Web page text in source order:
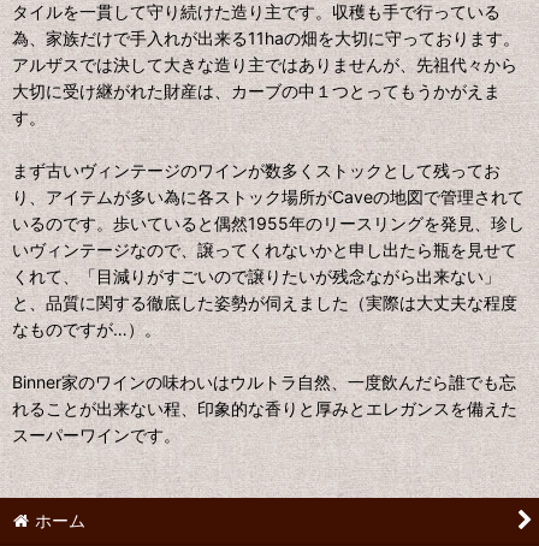
タイルを一貫して守り続けた造り主です。収穫も手で行っている
為、家族だけで手入れが出来る11haの畑を大切に守っております。
アルザスでは決して大きな造り主ではありませんが、先祖代々から
大切に受け継がれた財産は、カーブの中１つとってもうかがえま
す。
まず古いヴィンテージのワインが数多くストックとして残ってお
り、アイテムが多い為に各ストック場所がCaveの地図で管理されて
いるのです。歩いていると偶然1955年のリースリングを発見、珍し
いヴィンテージなので、譲ってくれないかと申し出たら瓶を見せて
くれて、「目減りがすごいので譲りたいが残念ながら出来ない」
と、品質に関する徹底した姿勢が伺えました（実際は大丈夫な程度
なものですが…）。
Binner家のワインの味わいはウルトラ自然、一度飲んだら誰でも忘
れることが出来ない程、印象的な香りと厚みとエレガンスを備えた
スーパーワインです。
ホーム